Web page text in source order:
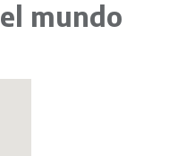
mundo